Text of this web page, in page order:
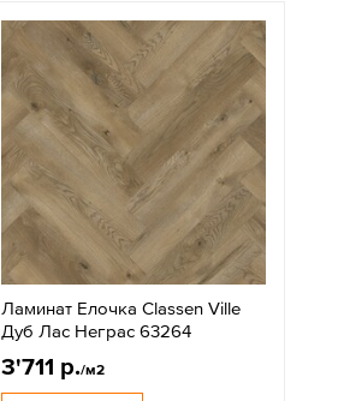
Ламинат Елочка Classen Ville
Дуб Лас Неграс 63264
3'711 р./м2